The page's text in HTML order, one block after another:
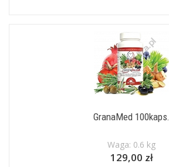
GranaMed 100kaps.
Waga: 0.6 kg
129,00 zł